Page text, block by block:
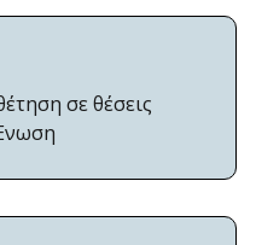
σε θέσεις